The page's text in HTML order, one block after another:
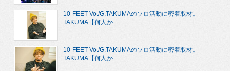
10-FEET Vo./G.TAKUMAのソロ活動に密着取材。
TAKUMA【何人か...
10-FEET Vo./G.TAKUMAのソロ活動に密着取材。
TAKUMA【何人か...